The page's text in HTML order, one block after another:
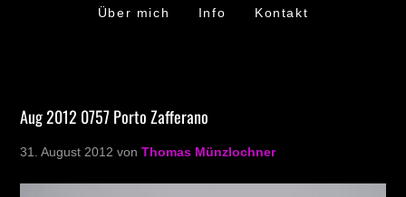
Über mich Info Kontakt
Aug 2012 0757 Porto Zafferano
31. August 2012 vonThomas Münzlochner